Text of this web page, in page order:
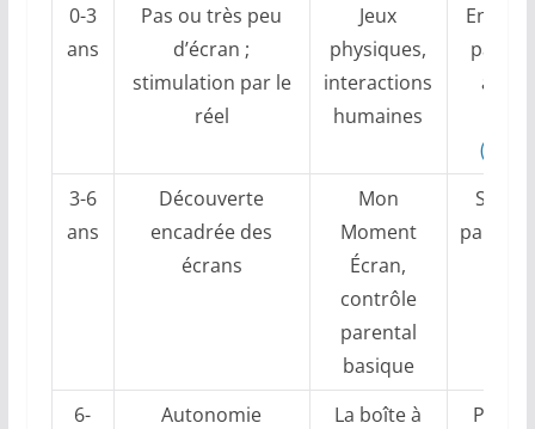
0-3
ans
Pas ou très peu
d’écran ;
stimulation par le
réel
Jeux
physiques,
interactions
humaines
aux
3-6
ans
Découverte
encadrée des
écrans
Mon
Moment
Écran,
contrôle
parental
basique
Suivi
parent
6-
Autonomie
La boîte à